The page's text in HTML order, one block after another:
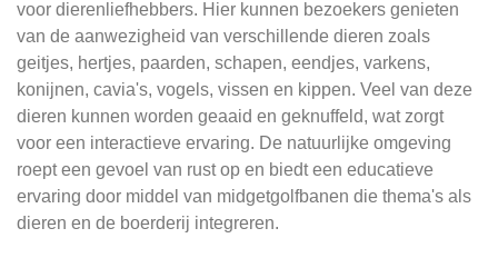
voor dierenliefhebbers. Hier kunnen bezoekers genieten
van de aanwezigheid van verschillende dieren zoals
geitjes, hertjes, paarden, schapen, eendjes, varkens,
konijnen, cavia's, vogels, vissen en kippen. Veel van deze
dieren kunnen worden geaaid en geknuffeld, wat zorgt
voor een interactieve ervaring. De natuurlijke omgeving
roept een gevoel van rust op en biedt een educatieve
ervaring door middel van midgetgolfbanen die thema's als
dieren en de boerderij integreren.